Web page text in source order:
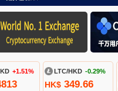
+1.51% LTC/HKD -0.29%
HK$349.66